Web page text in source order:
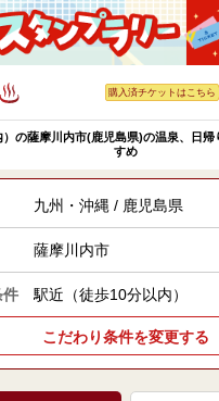
購入済チケットはこちら
の薩摩川内市(鹿児島県)の温泉、日
すめ
九州・沖縄 / 鹿児島県
薩摩川内市
件 駅近（徒歩10分以内）
こだわり条件を変更する